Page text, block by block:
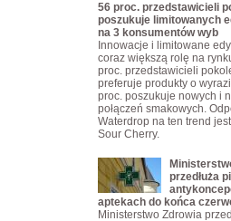
56 proc. przedstawicieli
poszukuje limitowanych
na 3 konsumentów wyb
Innowacje i limitowane
coraz większą rolę na
proc. przedstawicieli
preferuje produkty o
proc. poszukuje nowych i
połączeń smakowych.
Waterdrop na ten trend
Sour Cherry.
przedłuża
aptekach do końca
Ministerstwo Zdrowia